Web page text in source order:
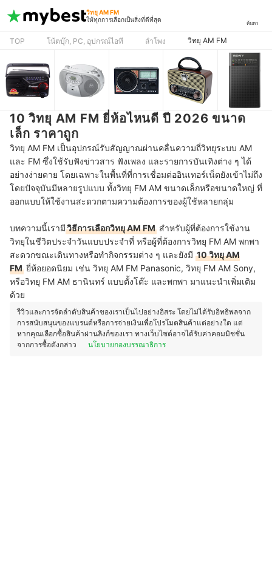
วิทยุ AM FM
ให้ทุกการเลือกเป็นสิ่งที่ดีที่สุด
ค้นหา
TOP โน้ตบุ๊ก, PC, อุปกรณ์ไอที ลำโพง วิทยุ AM FM
10 วิทยุ AM FM ยี่ห้อไหนดี ปี 2026 ขนาด
เล็ก ราคาถูก
วิทยุ AM FM เป็นอุปกรณ์รับสัญญาณผ่านคลื่นความถี่วิทยุระบบ AM
และ FM ซึ่งใช้รับฟังข่าวสาร ฟังเพลง และรายการบันเทิงต่าง ๆ ได้
อย่างง่ายดาย โดยเฉพาะในพื้นที่ที่การเชื่อมต่ออินเทอร์เน็ตยังเข้าไม่ถึง
โดยปัจจุบันมีหลายรูปแบบ ทั้งวิทยุ FM AM ขนาดเล็กหรือขนาดใหญ่ ที่
ออกแบบให้ใช้งานสะดวกตามความต้องการของผู้ใช้หลายกลุ่ม
บทความนี้เรามีวิธีการเลือกวิทยุ AM FM สำหรับผู้ที่ต้องการใช้งาน
วิทยุในชีวิตประจำวันแบบประจำที่ หรือผู้ที่ต้องการวิทยุ FM AM พกพา
สะดวกขณะเดินทางหรือทำกิจกรรมต่าง ๆ และยังมี 10 วิทยุ AM
FM ยี่ห้อยอดนิยม เช่น วิทยุ AM FM Panasonic, วิทยุ FM AM Sony,
หรือวิทยุ FM AM ธานินทร์ แบบตั้งโต๊ะ และพกพา มาแนะนำเพิ่มเติม
ด้วย
รีวิวและการจัดลำดับสินค้าของเราเป็นไปอย่างอิสระ โดยไม่ได้รับอิทธิพลจาก
การสนับสนุนของแบรนด์หรือการจ่ายเงินเพื่อโปรโมตสินค้าแต่อย่างใด แต่
หากคุณเลือกซื้อสินค้าผ่านลิงก์ของเรา ทางเว็บไซต์อาจได้รับค่าคอมมิชชั่น
จากการซื้อดังกล่าว
นโยบายกองบรรณาธิการ